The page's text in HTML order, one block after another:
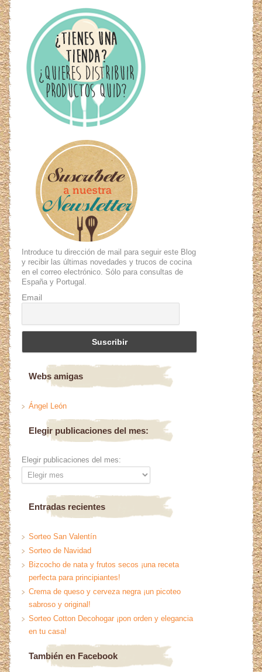
Introduce tu dirección de mail para seguir este Blog
y recibir las últimas novedades y trucos de cocina
en el correo electrónico. Sólo para consultas de
España y Portugal.
Email
Webs amigas
Ángel León
Elegir publicaciones del mes:
Elegir publicaciones del mes:
Entradas recientes
Sorteo San Valentín
Sorteo de Navidad
Bizcocho de nata y frutos secos ¡una receta
perfecta para principiantes!
Crema de queso y cerveza negra ¡un picoteo
sabroso y original!
Sorteo Cotton Decohogar ¡pon orden y elegancia
en tu casa!
También en Facebook